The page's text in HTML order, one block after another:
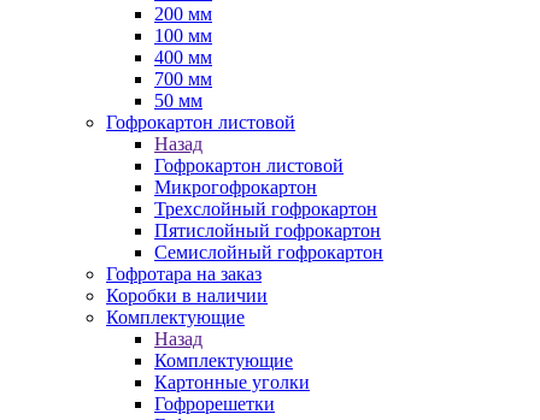
200 мм
100 мм
400 мм
700 мм
50 мм
Гофрокартон листовой
Назад
Гофрокартон листовой
Микрогофрокартон
Трехслойный гофрокартон
Пятислойный гофрокартон
Семислойный гофрокартон
Гофротара на заказ
Коробки в наличии
Комплектующие
Назад
Комплектующие
Картонные уголки
Гофрорешетки